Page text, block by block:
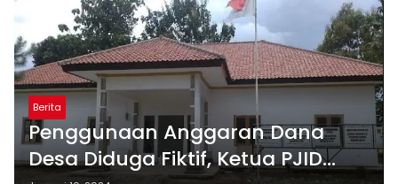
Berita
Penggunaan Anggaran Dana
Desa Diduga Fiktif, Ketua PJID